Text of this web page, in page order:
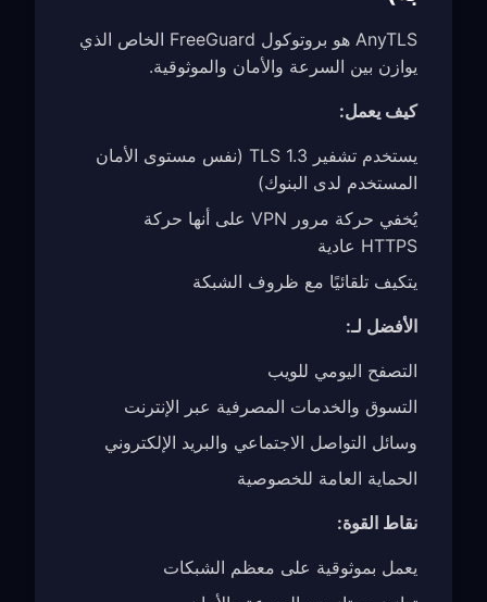
AnyTLS هو بروتوكول FreeGuard الخاص الذي
يوازن بين السرعة والأمان والموثوقية.
كيف يعمل:
يستخدم تشفير TLS 1.3 (نفس مستوى الأمان
المستخدم لدى البنوك)
يُخفي حركة مرور VPN على أنها حركة
HTTPS عادية
يتكيف تلقائيًا مع ظروف الشبكة
الأفضل لـ:
التصفح اليومي للويب
التسوق والخدمات المصرفية عبر الإنترنت
وسائل التواصل الاجتماعي والبريد الإلكتروني
الحماية العامة للخصوصية
نقاط القوة:
يعمل بموثوقية على معظم الشبكات